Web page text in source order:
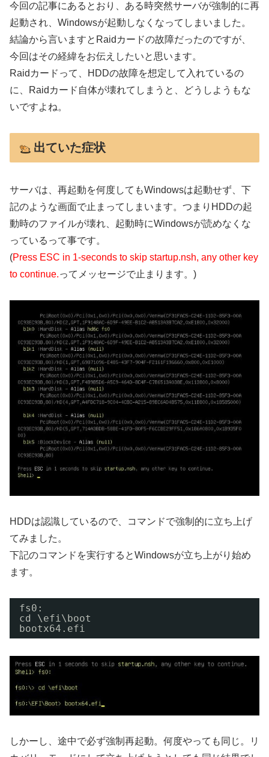
今回の記事にあるとおり、ある時突然サーバが強制的に再
起動され、Windowsが起動しなくなってしまいました。
結論から言いますとRaidカードの故障だったのですが、
今回はその経緯をお伝えしたいと思います。
Raidカードって、HDDの故障を想定して入れているの
に、Raidカード自体が壊れてしまうと、どうしようもな
いですよね。
出ていた症状
サーバは、再起動を何度してもWindowsは起動せず、下
記のような画面で止まってしまいます。つまりHDDの起
動時のファイルが壊れ、起動時にWindowsが読めなくな
っている って事です。
(Press ESC in 1-seconds to skip startup.nsh, any other key
to continue.ってメッセージで止まります。)
HDDは認識しているので、コマンドで強制的に立ち上げ
てみました。
下記のコマンドを実行するとWindowsが立ち上がり始め
ます。
fs0:
cd \efi\boot
bootx64.efi
しかーし、途中で必ず強制再起動。何度やっても同じ。リ